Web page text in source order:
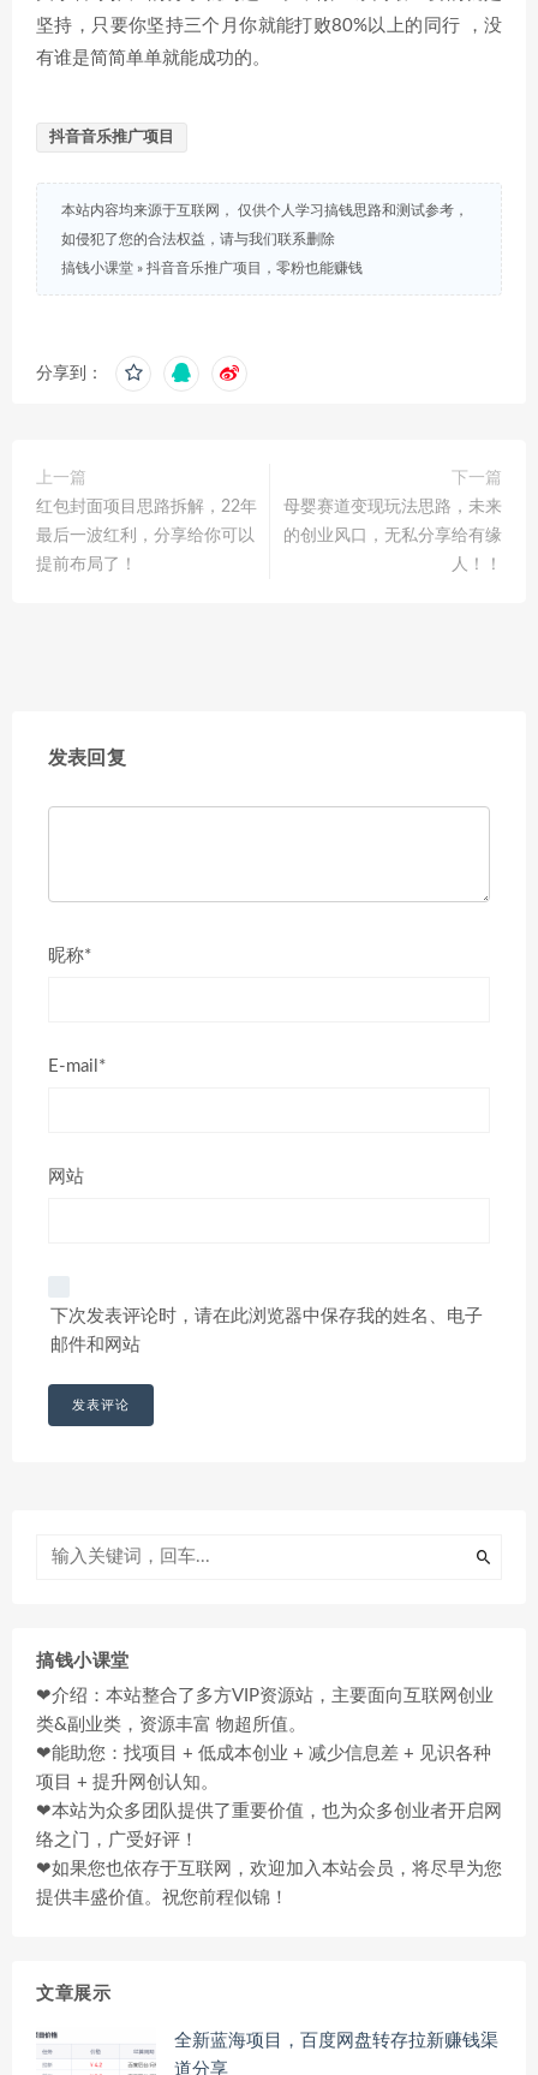
坚持，只要你坚持三个月你就能打败80%以上的同行 ，没
有谁是简简单单就能成功的。
抖音音乐推广项目
本站内容均来源于互联网， 仅供个人学习搞钱思路和测试参考，
如侵犯了您的合法权益，请与我们联系删除
搞钱小课堂 » 抖音音乐推广项目，零粉也能赚钱
分享到：
上一篇
红包封面项目思路拆解，22年
最后一波红利，分享给你可以
提前布局了！
下一篇
母婴赛道变现玩法思路，未来
的创业风口，无私分享给有缘
人！！
发表回复
昵称*
E-mail*
网站
下次发表评论时，请在此浏览器中保存我的姓名、电子
邮件和网站
搞钱小课堂
❤介绍：本站整合了多方VIP资源站，主要面向互联网创业
类&副业类，资源丰富 物超所值。
❤能助您：找项目 + 低成本创业 + 减少信息差 + 见识各种
项目 + 提升网创认知。
❤本站为众多团队提供了重要价值，也为众多创业者开启网
络之门，广受好评！
❤如果您也依存于互联网，欢迎加入本站会员，将尽早为您
提供丰盛价值。祝您前程似锦！
文章展示
全新蓝海项目，百度网盘转存拉新赚钱渠
道分享